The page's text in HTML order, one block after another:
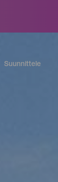
Suunnittele